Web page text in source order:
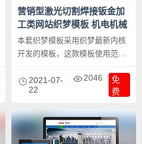
营销型激光切割焊接钣金加
工类网站织梦模板 机电机械
类网站模板下载
本套织梦模板采用织梦最新内核
开发的模板，这款模板使用范围
业，机电机械、钣金加工类的网
站都可以用该模板。
2021-07-
22
2046
免
费